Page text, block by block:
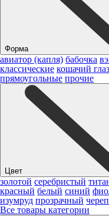
Форма
авиатор (капля) бабочка
классические кошачий глаз
прямоугольные прочие
Цвет
золотой серебристый
красный белый синий
изумруд прозрачный
Все товары категории